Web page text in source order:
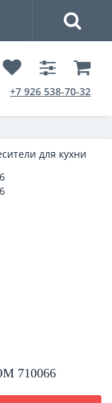
+7 926 538-70-32
для кухни
710066